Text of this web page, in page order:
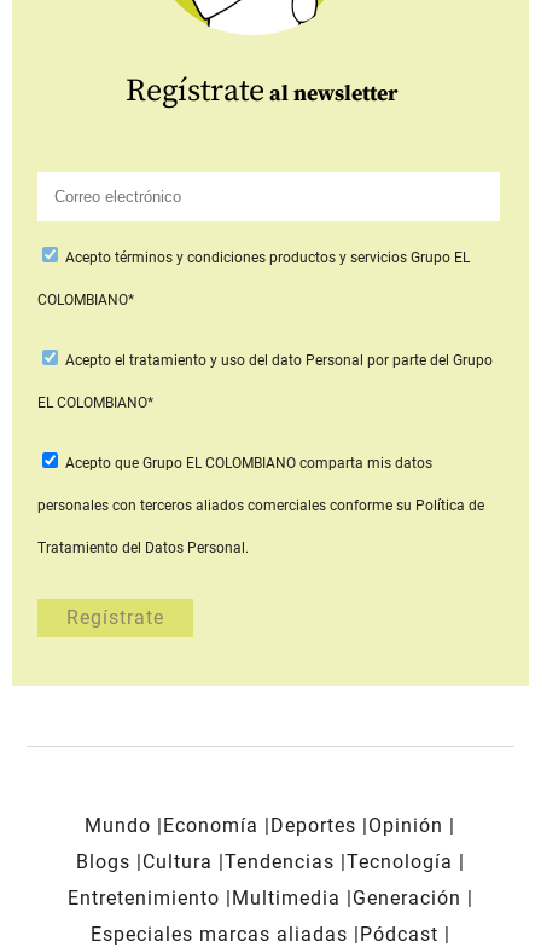
Regístrate al newsletter
Aceptotérminos y condiciones productos y serviciosGrupo EL
COLOMBIANO*
Acepto el tratamiento y uso del dato Personal por parte del Grupo
EL COLOMBIANO*
Acepto que Grupo EL COLOMBIANOcomparta mis datos
personales con terceros aliados comerciales conforme su Política de
Tratamiento del Datos Personal.
Mundo Economía Deportes
Opinión
Blogs
Cultura Tendencias Tecnología
Entretenimiento
Multimedia
Generación
Especiales marcas aliadas
Pódcast